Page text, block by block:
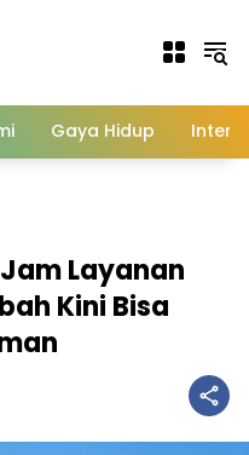
Gaya Hidup
Layanan
Kini Bisa